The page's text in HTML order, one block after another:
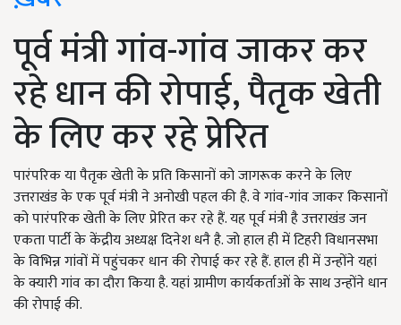
पूर्व मंत्री गांव-गांव जाकर कर
रहे धान की रोपाई, पैतृक खेती
के लिए कर रहे प्रेरित
पारंपरिक या पैतृक खेती के प्रति किसानों को जागरूक करने के लिए
उत्तराखंड के एक पूर्व मंत्री ने अनोखी पहल की है. वे गांव-गांव जाकर किसानों
को पारंपरिक खेती के लिए प्रेरित कर रहे हैं. यह पूर्व मंत्री है उत्तराखंड जन
एकता पार्टी के केंद्रीय अध्यक्ष दिनेश धनै है. जो हाल ही में टिहरी विधानसभा
के विभिन्न गांवों में पहुंचकर धान की रोपाई कर रहे हैं. हाल ही में उन्होंने यहां
के क्यारी गांव का दौरा किया है. यहां ग्रामीण कार्यकर्ताओं के साथ उन्होंने धान
की रोपाई की.